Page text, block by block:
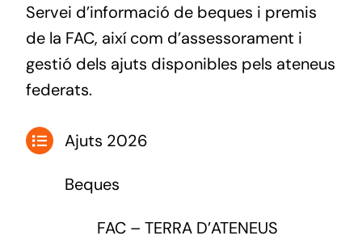
Servei d’informació de beques i premis
de la FAC, així com d’assessorament i
gestió dels ajuts disponibles pels ateneus
federats.
Ajuts 2026
Beques
FAC– TERRA D’ATENEUS